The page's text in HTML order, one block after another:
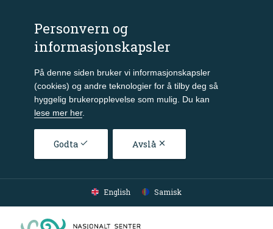
Personvern og
informasjonskapsler
På denne siden bruker vi informasjonskapsler
(cookies) og andre teknologier for å tilby deg så
hyggelig brukeropplevelse som mulig. Du kan
lese mer her.
Godta Avslå
Gå til hovedinnhold
English Samisk